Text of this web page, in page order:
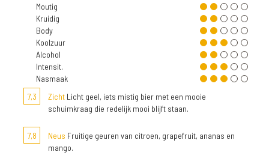
Moutig
Kruidig
Body
Koolzuur
Alcohol
Intensit.
Nasmaak
7,3
Zicht Licht geel, iets mistig bier met een mooie
schuimkraag die redelijk mooi blijft staan.
7,8 Neus Fruitige geuren van citroen, grapefruit, ananas en
mango.